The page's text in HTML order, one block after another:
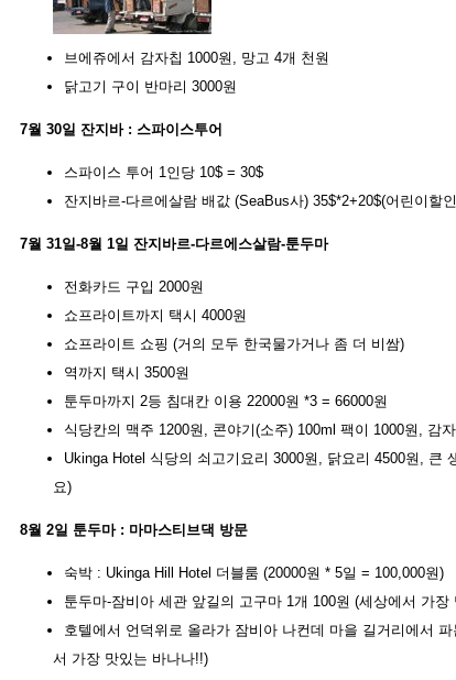
브에쥬에서 감자칩 1000원, 망고 4개 천원
닭고기 구이 반마리 3000원
7월 30일 잔지바 : 스파이스투어
스파이스 투어 1인당 10$ = 30$
잔지바르-다르에살람 배값 (SeaBus사) 35$*2+20$(어린이할
7월 31일-8월 1일 잔지바르-다르에스살람-툰두마
전화카드 구입 2000원
쇼프라이트까지 택시 4000원
쇼프라이트 쇼핑 (거의 모두 한국물가거나 좀 더 비쌈)
역까지 택시 3500원
툰두마까지 2등 침대칸 이용 22000원 *3 = 66000원
식당칸의 맥주 1200원, 콘야기(소주) 100ml 팩이 1000원, 감
Ukinga Hotel 식당의 쇠고기요리 3000원, 닭요리 4500원, 큰
요)
8월 2일 툰두마 : 마마스티브댁 방문
숙박 : Ukinga Hill Hotel 더블룸 (20000원 * 5일 = 100,000원)
툰두마-잠비아 세관 앞길의 고구마 1개 100원 (세상에서 가장
호텔에서 언덕위로 올라가 잠비아 나컨데 마을 길거리에서
서 가장 맛있는 바나나!!)